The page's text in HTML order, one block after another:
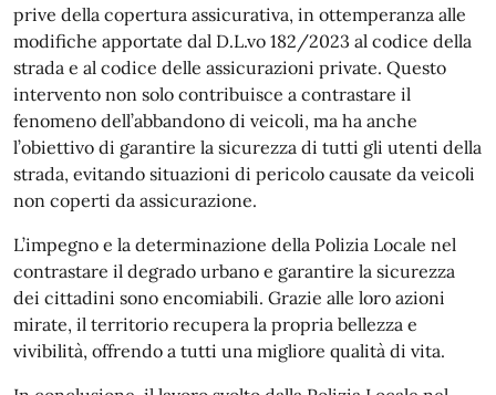
prive della copertura assicurativa, in ottemperanza alle
modifiche apportate dal D.L.vo 182/2023 al codice della
strada e al codice delle assicurazioni private. Questo
intervento non solo contribuisce a contrastare il
fenomeno dell’abbandono di veicoli, ma ha anche
l’obiettivo di garantire la sicurezza di tutti gli utenti della
strada, evitando situazioni di pericolo causate da veicoli
non coperti da assicurazione.
L’impegno e la determinazione della Polizia Locale nel
contrastare il degrado urbano e garantire la sicurezza
dei cittadini sono encomiabili. Grazie alle loro azioni
mirate, il territorio recupera la propria bellezza e
vivibilità, offrendo a tutti una migliore qualità di vita.